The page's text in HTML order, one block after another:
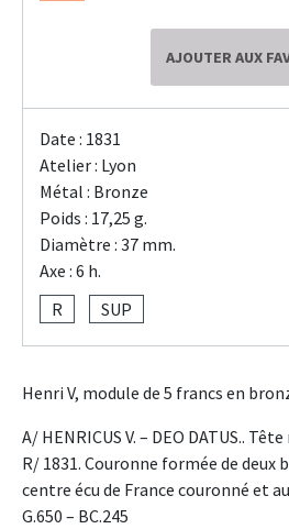
AJOUTER AUX
Date : 1831
Atelier : Lyon
Métal : Bronze
Poids : 17,25 g.
Diamètre : 37 mm.
Axe : 6 h.
R
SUP
Henri V, module de 5 francs en
A/ HENRICUS V. – DEO DATUS..
R/ 1831. Couronne formée de deux
centre écu de France couronné et
G.650 – BC.245